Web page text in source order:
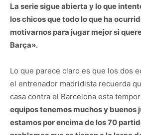
La serie sigue abierta y lo que
los chicos que todo lo que ha
motivarnos para jugar mejor si
Barça».
Lo que parece claro es que los dos
el entrenador madridista recuerda
casa contra el Barcelona esta
equipos tenemos muchos y buenos
estamos por encima de los 70